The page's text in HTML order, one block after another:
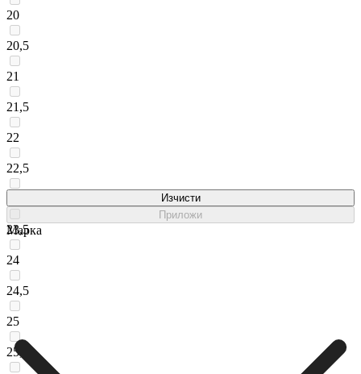
20
20,5
21
21,5
22
22,5
23,5
24
24,5
25
25,5
Изчисти
Приложи
Марка